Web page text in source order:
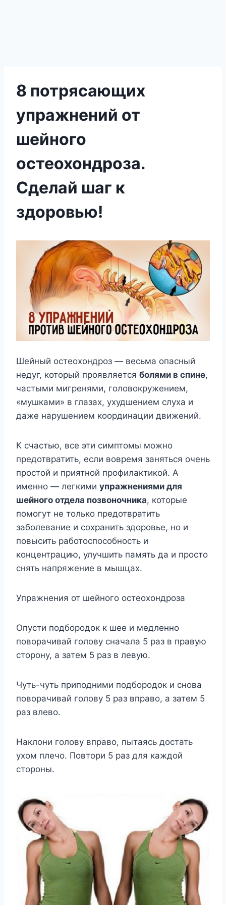
8 потрясающих
упражнений от
шейного
остеохондроза.
Сделай шаг к
здоровью!
Шейный остеохондроз — весьма опасный
недуг, который проявляется болями в спине,
частыми мигренями, головокружением,
«мушками» в глазах, ухудшением слуха и
даже нарушением координации движений.
К счастью, все эти симптомы можно
предотвратить, если вовремя заняться очень
простой и приятной профилактикой. А
именно — легкими упражнениями для
шейного отдела позвоночника, которые
помогут не только предотвратить
заболевание и сохранить здоровье, но и
повысить работоспособность и
концентрацию, улучшить память да и просто
снять напряжение в мышцах.
Упражнения от шейного остеохондроза
Опусти подбородок к шее и медленно
поворачивай голову сначала 5 раз в правую
сторону, а затем 5 раз в левую.
Чуть-чуть приподними подбородок и снова
поворачивай голову 5 раз вправо, а затем 5
раз влево.
Наклони голову вправо, пытаясь достать
ухом плечо. Повтори 5 раз для каждой
стороны.